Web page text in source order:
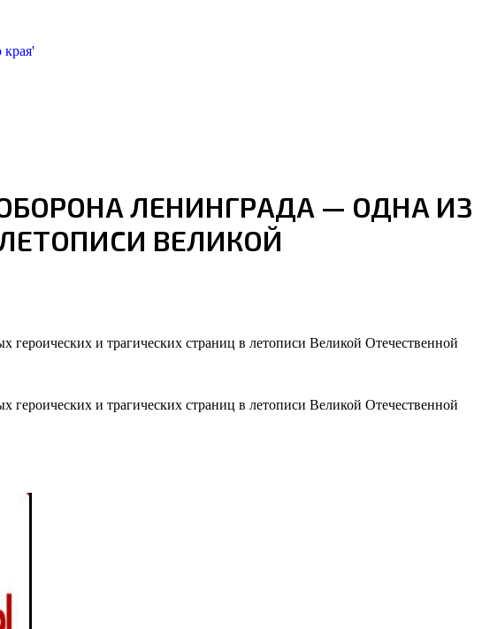
ЛЕНИНГРАДА — ОДНА ИЗ
ВЕЛИКОЙ
и трагических страниц в летописи Великой Отечественной
и трагических страниц в летописи Великой Отечественной